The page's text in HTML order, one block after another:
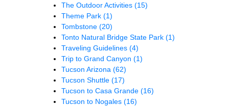
The Outdoor Activities (15)
Theme Park (1)
Tombstone (20)
Tonto Natural Bridge State Park (1)
Traveling Guidelines (4)
Trip to Grand Canyon (1)
Tucson Arizona (62)
Tucson Shuttle (17)
Tucson to Casa Grande (16)
Tucson to Nogales (16)